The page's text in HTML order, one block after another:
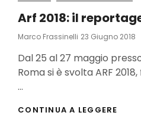
Arf 2018: il
Marco Frassinelli Posted
23 Giugno 2018
Dal 25 al 27 maggio
Roma si è svolta ARF
…
CONTINUA A LEGGERE